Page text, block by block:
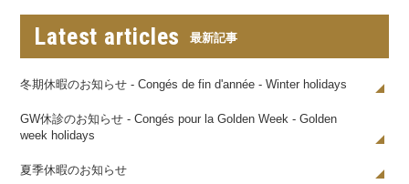
Latest articles 最新記事
冬期休暇のお知らせ - Congés de fin d'année - Winter holidays
GW休診のお知らせ - Congés pour la Golden Week - Golden
week holidays
夏季休暇のお知らせ